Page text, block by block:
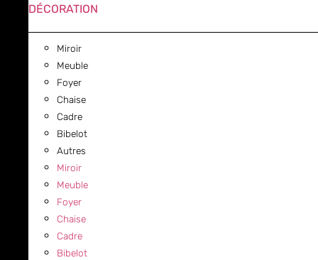
DÉCORATION
Miroir
Meuble
Foyer
Chaise
Cadre
Bibelot
Autres
Miroir
Meuble
Foyer
Chaise
Cadre
Bibelot